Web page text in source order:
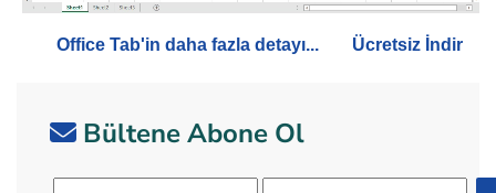
Office Tab'in daha fazla detayı... Ücretsiz İndir
Bültene Abone Ol